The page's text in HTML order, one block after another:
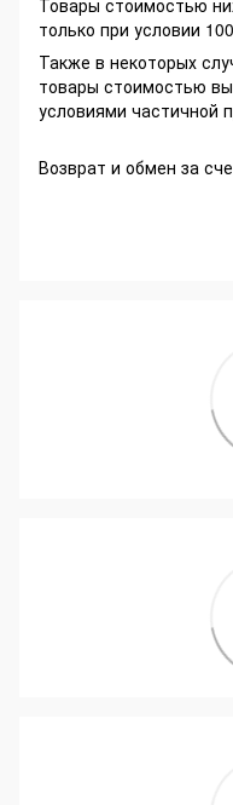
только при условии
Также в некоторых
товары стоимостью
условиями частичной
Возврат и обмен за